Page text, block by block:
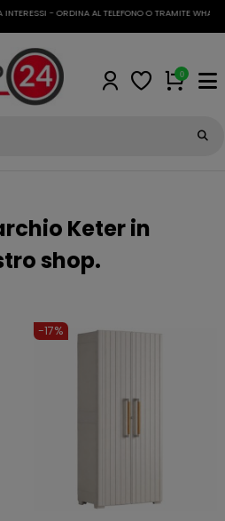
- ORDINA AL TELEFONO O TRAMITE WHATSAPP
0
Keter in
shop.
-17%